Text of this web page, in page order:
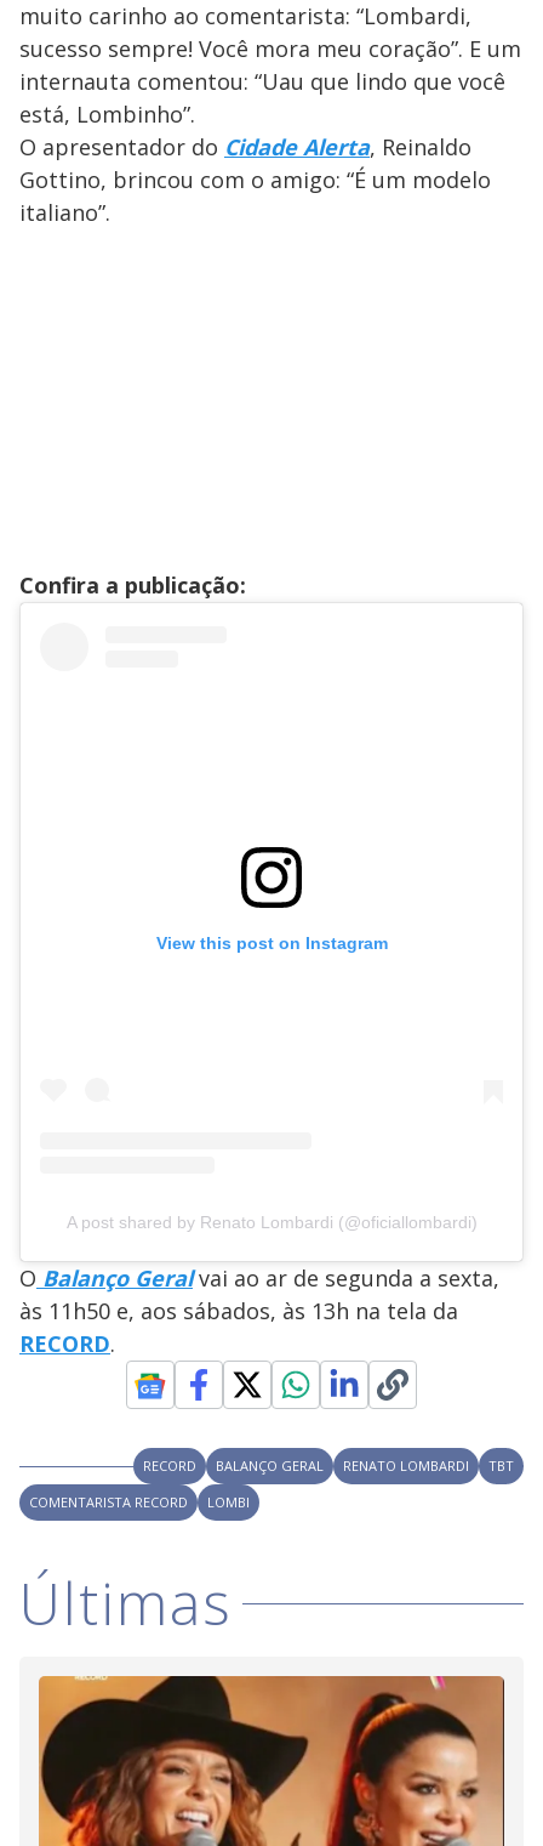
muito carinho ao comentarista: “Lombardi,
sucesso sempre! Você mora meu coração”. E um
internauta comentou: “Uau que lindo que você
está, Lombinho”.
O apresentador do Cidade Alerta, Reinaldo
Gottino, brincou com o amigo: “É um modelo
italiano”.
Confira a publicação:
View this post on Instagram
A post shared by Renato Lombardi (@oficiallombardi)
O Balanço Geralvai ao ar de segunda a sexta,
às 11h50 e, aos sábados, às 13h na tela da
RECORD.
RECORD BALANÇO GERAL RENATO LOMBARDI
TBT
COMENTARISTA RECORD
LOMBI
Últimas